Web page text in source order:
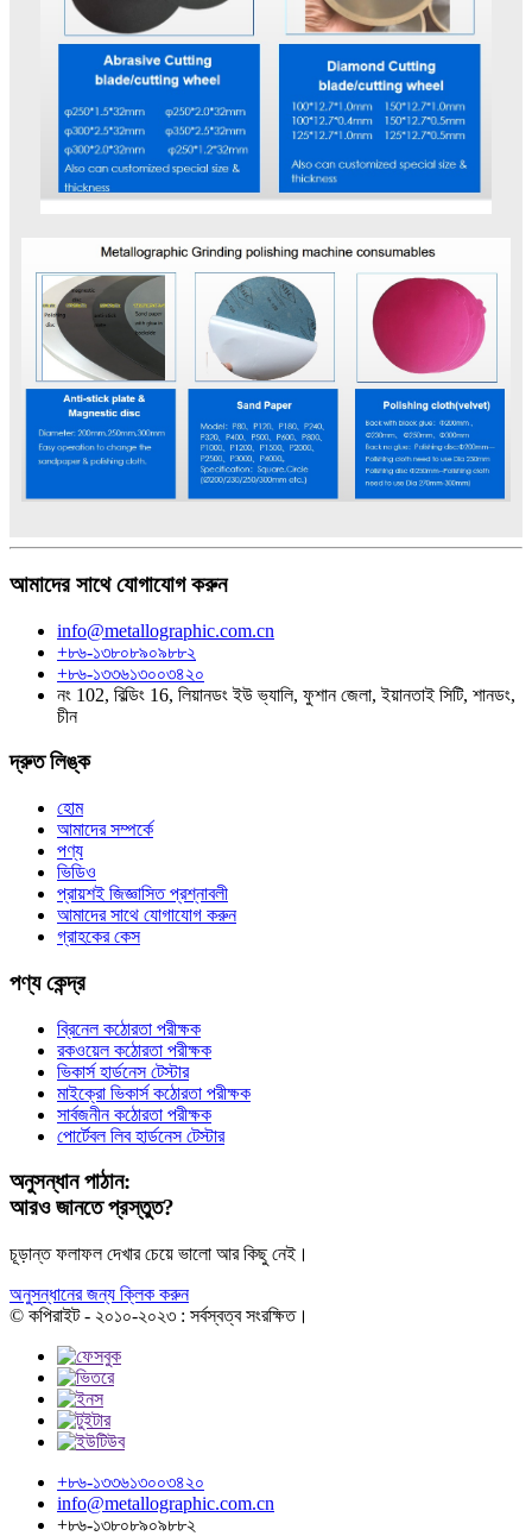
আমাদের সাথে যোগাযোগ করুন
info@metallographic.com.cn
+৮৬-১৩৮০৮৯০৯৮৮২
+৮৬-১৩৩৬১৩০০৩৪২০
নং 102, বিল্ডিং 16, লিয়ানডং ইউ ভ্যালি, ফুশান জেলা, ইয়ানতাই সিটি, শানডং,
চীন
দ্রুত লিঙ্ক
হোম
আমাদের সম্পর্কে
পণ্য
ভিডিও
প্রায়শই জিজ্ঞাসিত প্রশ্নাবলী
আমাদের সাথে যোগাযোগ করুন
গ্রাহকের কেস
পণ্য কেন্দ্র
ব্রিনেল কঠোরতা পরীক্ষক
রকওয়েল কঠোরতা পরীক্ষক
ভিকার্স হার্ডনেস টেস্টার
মাইক্রো ভিকার্স কঠোরতা পরীক্ষক
সার্বজনীন কঠোরতা পরীক্ষক
পোর্টেবল লিব হার্ডনেস টেস্টার
অনুসন্ধান পাঠান:
আরও জানতে প্রস্তুত?
চূড়ান্ত ফলাফল দেখার চেয়ে ভালো আর কিছু নেই।
অনুসন্ধানের জন্য ক্লিক করুন
© কপিরাইট - ২০১০-২০২৩ : সর্বস্বত্ব সংরক্ষিত।
+৮৬-১৩৩৬১৩০০৩৪২০
info@metallographic.com.cn
+৮৬-১৩৮০৮৯০৯৮৮২